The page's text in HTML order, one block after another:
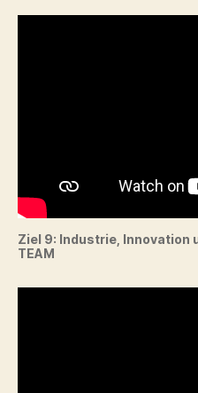
Ziel 9: Industrie, Innovation
TEAM